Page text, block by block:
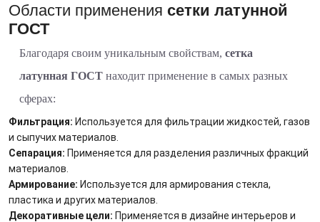
Области применения сетки латунной
ГОСТ
Благодаря своим уникальным свойствам, сетка
латунная ГОСТ находит применение в самых разных
сферах:
Фильтрация: Используется для фильтрации жидкостей, газов
и сыпучих материалов.
Сепарация: Применяется для разделения различных фракций
материалов.
Армирование: Используется для армирования стекла,
пластика и других материалов.
Декоративные цели: Применяется в дизайне интерьеров и